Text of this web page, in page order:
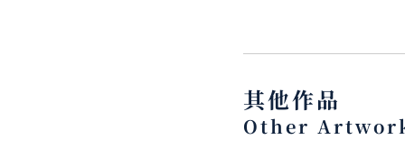
其他作品
Other